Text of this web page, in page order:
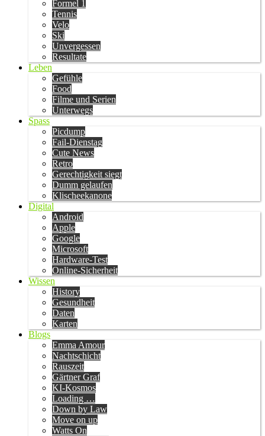
Formel 1
Tennis
Velo
Ski
Unvergessen
Resultate
Leben
Gefühle
Food
Filme und Serien
Unterwegs
Spass
Picdump
Fail-Dienstag
Cute News
Retro
Gerechtigkeit siegt
Dumm gelaufen
Klischeekanone
Digital
Android
Apple
Google
Microsoft
Hardware-Test
Online-Sicherheit
Wissen
History
Gesundheit
Daten
Karten
Blogs
Emma Amour
Nachtschicht
Rauszeit
Gärtner Graf
KI-Kosmos
Loading …
Down by Law
Move on up
Watts On